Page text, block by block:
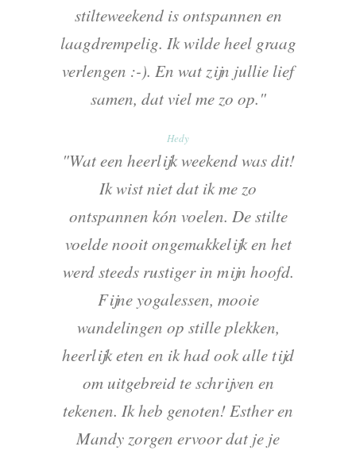
stilteweekend is ontspannen en
laagdrempelig. Ik wilde heel graag
verlengen :-). En wat zijn jullie lief
samen, dat viel me zo op."
Hedy
"Wat een heerlijk weekend was dit!
Ik wist niet dat ik me zo
ontspannen kón voelen. De stilte
voelde nooit ongemakkelijk en het
werd steeds rustiger in mijn hoofd.
Fijne yogalessen, mooie
wandelingen op stille plekken,
heerlijk eten en ik had ook alle tijd
om uitgebreid te schrijven en
tekenen. Ik heb genoten! Esther en
Mandy zorgen ervoor dat je je